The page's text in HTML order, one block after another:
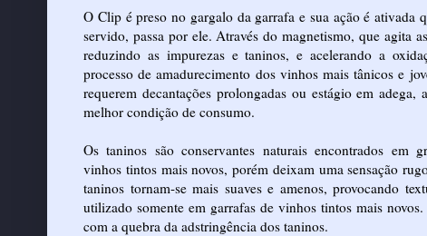
O Clip é preso no gargalo da garrafa e sua ação é ativada
servido, passa por ele. Através do magnetismo, que agita
reduzindo as impurezas e taninos, e acelerando a
processo de amadurecimento dos vinhos mais tânicos e
requerem decantações prolongadas ou estágio em adega,
melhor condição de consumo.
Os taninos são conservantes naturais encontrados em
vinhos tintos mais novos, porém deixam uma sensação
taninos tornam-se mais suaves e amenos, provocando
utilizado somente em garrafas de vinhos tintos mais
com a quebra da adstringência dos taninos.